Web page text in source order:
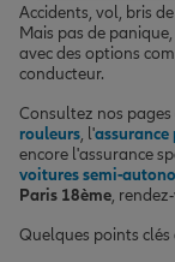
Accidents, vol, bris
Mais pas de
avec des options
conducteur.
Consultez nos pages
rouleurs, l'assurance
encore l'assurance
voitures semi-
Paris 18ème,
Quelques points clés